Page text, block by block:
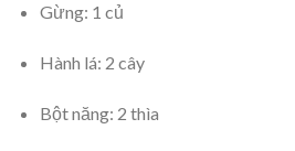
Gừng: 1 củ
Hành lá: 2 cây
Bột năng: 2 thìa